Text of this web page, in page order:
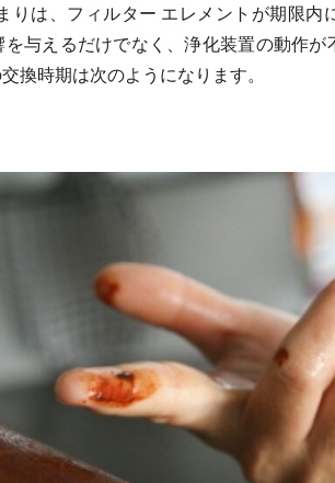
りは、フィルター エレメントが期限内
与えるだけでなく、浄化装置の動作
換時期は次のようになります。